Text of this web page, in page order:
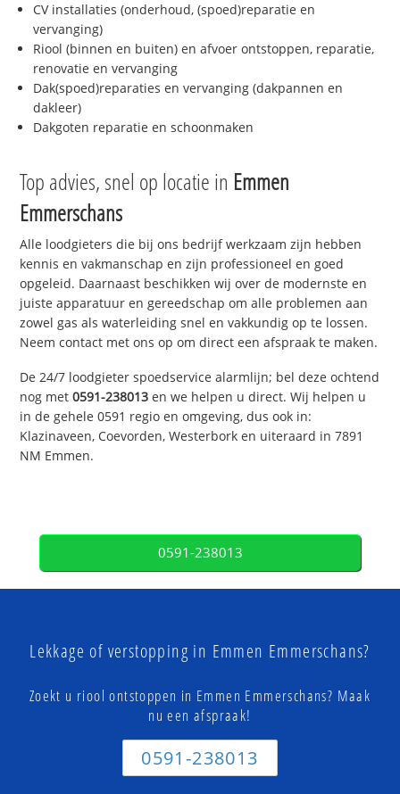
CV installaties (onderhoud, (spoed)reparatie en
vervanging)
Riool (binnen en buiten) en afvoer ontstoppen, reparatie,
renovatie en vervanging
Dak(spoed)reparaties en vervanging (dakpannen en
dakleer)
Dakgoten reparatie en schoonmaken
Top advies, snel op locatie in Emmen
Emmerschans
Alle loodgieters die bij ons bedrijf werkzaam zijn hebben
kennis en vakmanschap en zijn professioneel en goed
opgeleid. Daarnaast beschikken wij over de modernste en
juiste apparatuur en gereedschap om alle problemen aan
zowel gas als waterleiding snel en vakkundig op te lossen.
Neem contact met ons op om direct een afspraak te maken.
De 24/7 loodgieter spoedservice alarmlijn; bel deze ochtend
nog met0591-238013 en we helpen u direct. Wij helpen u
in de gehele 0591 regio en omgeving, dus ook in:
Klazinaveen, Coevorden, Westerbork en uiteraard in 7891
NM Emmen.
0591-238013
Lekkage of verstopping in Emmen Emmerschans?
Zoekt u riool ontstoppen in Emmen Emmerschans? Maak
nu een afspraak!
0591-238013